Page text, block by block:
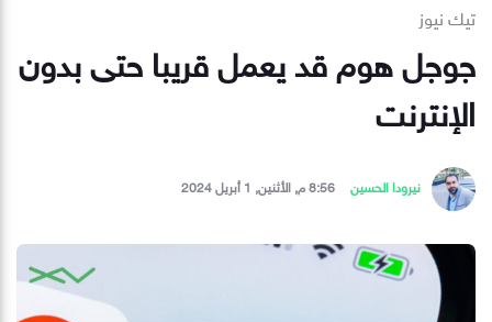
تيك نيوز
جوجل هوم قد يعمل قريبا حتى بدون
الإنترنت
نيرودا الحسين 8:56 م, الأثنين, 1 أبريل 2024